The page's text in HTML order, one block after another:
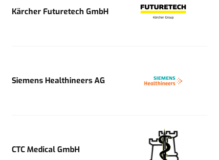
Kärcher Futuretech GmbH
Siemens Healthineers AG
CTC Medical GmbH